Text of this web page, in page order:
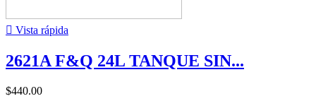
 Vista rápida
2621A F&Q 24L TANQUE SIN...
$440.00